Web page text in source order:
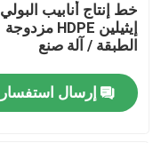
بيت
خط إنتاج أنابيب البولي
إيثيلين HDPE مزدوجة
الطبقة / آلة صنع
إرسال استفسار